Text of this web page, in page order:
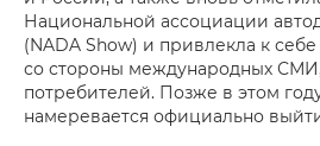
Национальной ассоциации
(NADA Show) и привлекла к
со стороны международных
потребителей. Позже в этом
намеревается официально